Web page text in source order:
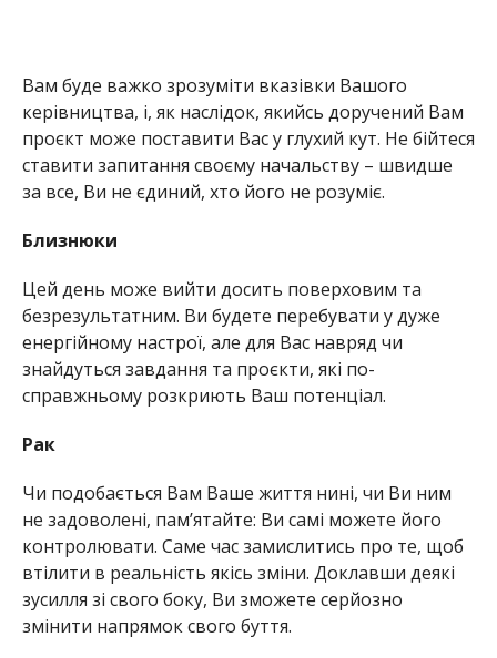
Вам буде важко зрозуміти вказівки Вашого
керівництва, і, як наслідок, якийсь доручений Вам
проєкт може поставити Вас у глухий кут. Не бійтеся
ставити запитання своєму начальству – швидше
за все, Ви не єдиний, хто його не розуміє.
Близнюки
Цей день може вийти досить поверховим та
безрезультатним. Ви будете перебувати у дуже
енергійному настрої, але для Вас навряд чи
знайдуться завдання та проєкти, які по-
справжньому розкриють Ваш потенціал.
Рак
Чи подобається Вам Ваше життя нині, чи Ви ним
не задоволені, пам’ятайте: Ви самі можете його
контролювати. Саме час замислитись про те, щоб
втілити в реальність якісь зміни. Доклавши деякі
зусилля зі свого боку, Ви зможете серйозно
змінити напрямок свого буття.